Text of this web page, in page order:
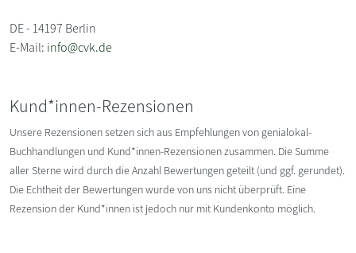
DE - 14197 Berlin
E-Mail: info@cvk.de
Kund*innen-Rezensionen
Unsere Rezensionen setzen sich aus Empfehlungen von genialokal-
Buchhandlungen und Kund*innen-Rezensionen zusammen. Die Summe
aller Sterne wird durch die Anzahl Bewertungen geteilt (und ggf. gerundet).
Die Echtheit der Bewertungen wurde von uns nicht überprüft. Eine
Rezension der Kund*innen ist jedoch nur mit Kundenkonto möglich.